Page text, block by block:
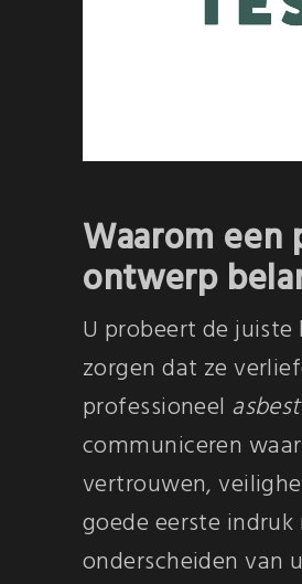
Waarom een
ontwerp
U probeert de
zorgen dat ze
professioneel
communiceren
vertrouwen,
goede eerste
onderscheiden van